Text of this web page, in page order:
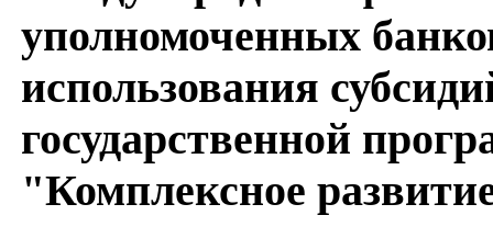
уполномоченных
использования
государственной
"Комплексное